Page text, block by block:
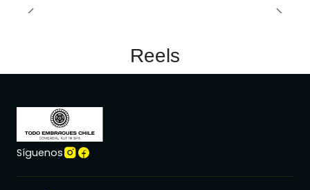
Reels
Síguenos